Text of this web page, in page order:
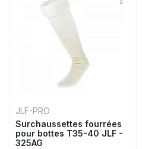
JLF-PRO
Surchaussettes fourrées
pour bottes T35-40 JLF -
325AG